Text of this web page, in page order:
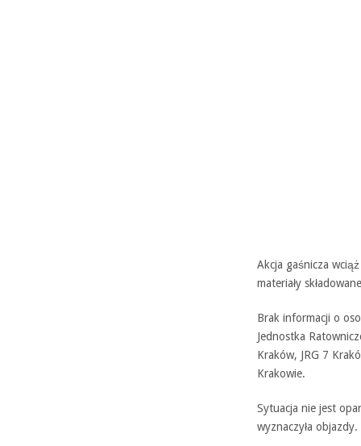
Akcja gaśnicza
materiały
Brak informacji o
Jednostka
Kraków, JRG 7
Krakowie.
Sytuacja nie jest
wyznaczyła objazdy.